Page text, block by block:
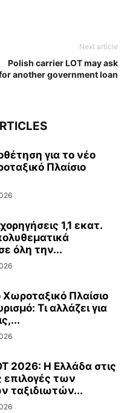
Next article
Polish carrier LOT may ask
another government loan
για το νέο
Πλαίσιο
1,1 εκατ.
όλη την...
Χωροταξικό Πλαίσιο
Τι αλλάζει για
2026: Η Ελλάδα στις
επιλογές των
ταξιδιωτών...